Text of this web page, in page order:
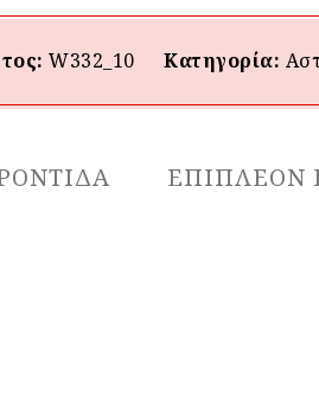
W332_10 Κατηγορία:
ΕΠΙΠΛΈΟΝ